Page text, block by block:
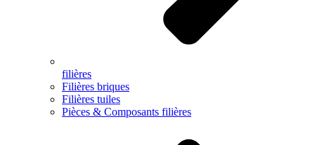
filières
Filières briques
Filières tuiles
Pièces & Composants filières